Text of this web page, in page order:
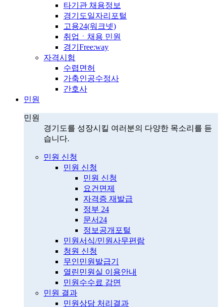
타기관 채용정보
경기도일자리포털
고용24(워크넷)
취업ㆍ채용 민원
경기Free:way
자격시험
수렵면허
가축인공수정사
간호사
민원
민원
경기도를 성장시킬 여러분의 다양한 목소리를 듣
습니다.
민원 신청
민원 신청
민원 신청
요건면제
자격증 재발급
정부 24
문서24
정보공개포털
민원서식/민원사무편람
청원 신청
무인민원발급기
열린민원실 이용안내
민원수수료 감면
민원 결과
민원상담 처리결과